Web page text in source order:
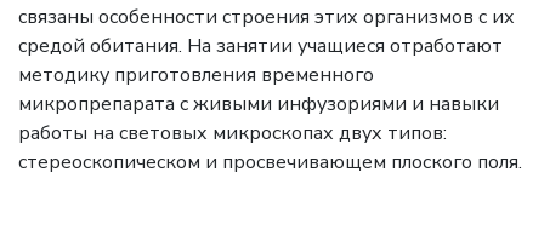
связаны особенности строения этих организмов с их
средой обитания. На занятии учащиеся отработают
методику приготовления временного
микропрепарата с живыми инфузориями и навыки
работы на световых микроскопах двух типов:
стереоскопическом и просвечивающем плоского поля.